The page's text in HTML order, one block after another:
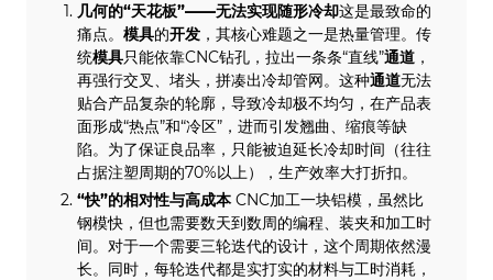
几何的“天花板”——无法实现随形冷却这是最致命的
痛点。 模具的开发 ，其核心难题之一是热量管理。传
统模具只能依靠CNC钻孔，拉出一条条“直线”通道 ，
再强行交叉、堵头，拼凑出冷却管网。这种通道无法
贴合产品复杂的轮廓，导致冷却极不均匀，在产品表
面形成“热点”和“冷区”，进而引发翘曲、缩痕等缺
陷。为了保证良品率，只能被迫延长冷却时间（往往
占据注塑周期的70%以上），生产效率大打折扣。
“快”的相对性与高成本CNC加工一块铝模，虽然比
钢模快，但也需要数天到数周的编程、装夹和加工时
间。对于一个需要三轮迭代的设计，这个周期依然漫
长。同时，每轮迭代都是实打实的材料与工时消耗，